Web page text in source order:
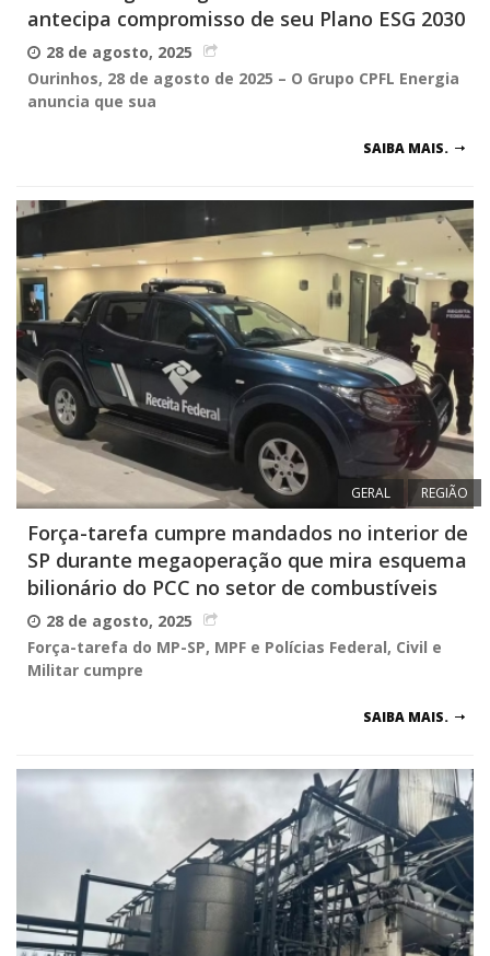
antecipa compromisso de seu Plano ESG 2030
28 de agosto, 2025
Ourinhos, 28 de agosto de 2025 – O Grupo CPFL Energia
anuncia que sua
SAIBA MAIS.
GERAL REGIÃO
Força-tarefa cumpre mandados no interior de
SP durante megaoperação que mira esquema
bilionário do PCC no setor de combustíveis
28 de agosto, 2025
Força-tarefa do MP-SP, MPF e Polícias Federal, Civil e
Militar cumpre
SAIBA MAIS.